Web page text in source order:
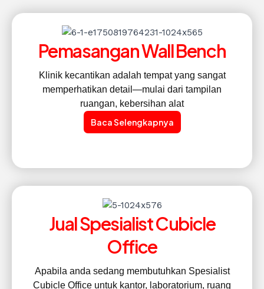
Pemasangan Wall Bench
Klinik kecantikan adalah tempat yang sangat
memperhatikan detail—mulai dari tampilan
ruangan, kebersihan alat
Baca Selengkapnya
Jual Spesialist Cubicle
Office
Apabila anda sedang membutuhkan Spesialist
Cubicle Office untuk kantor, laboratorium, ruang